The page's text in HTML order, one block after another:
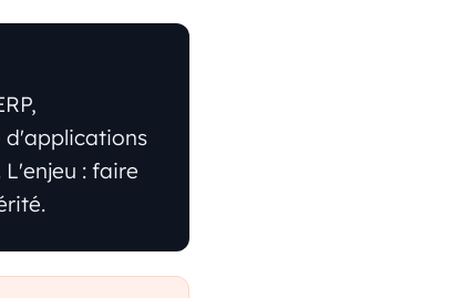
d'applications
: faire